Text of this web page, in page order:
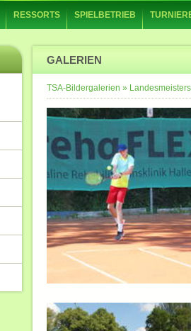
RESSORTS SPIELBETRIEB
GALERIEN
TSA-Bildergalerien »